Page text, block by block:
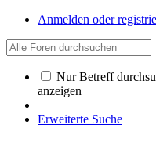
Anmelden oder
Nur Betreff
anzeigen
Erweiterte Suche